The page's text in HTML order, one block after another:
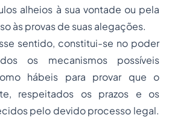
alheios à sua vontade ou pela
às provas de suas alegações.
sentido, constitui-se no poder
os mecanismos possíveis
hábeis para provar que o
respeitados os prazos e os
pelo devido processo legal.